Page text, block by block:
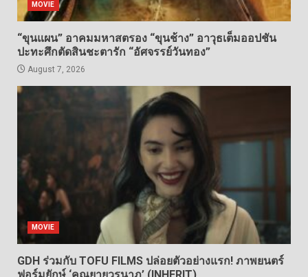
MOVIE
“ขุนแผน” อาคมมหาสตรอง “ขุนช้าง” อาวุธเต็มออปชัน
ปะทะศึกตัดสินชะตารัก “อัศจรรย์วันทอง”
August 7, 2026
MOVIE
GDH ร่วมกับ TOFU FILMS ปล่อยตัวอย่างแรก! ภาพยนตร์